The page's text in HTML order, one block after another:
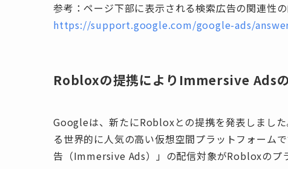
参考：ページ下部に表示される検索広告の関連性
https://support.google.com/google-ads/
Robloxの提携によりImmersive Ads
Googleは、新たにRobloxとの提携を発表しまし
る世界的に人気の高い仮想空間プラットフォーム
告（Immersive Ads）」の配信対象がRobloxのプ